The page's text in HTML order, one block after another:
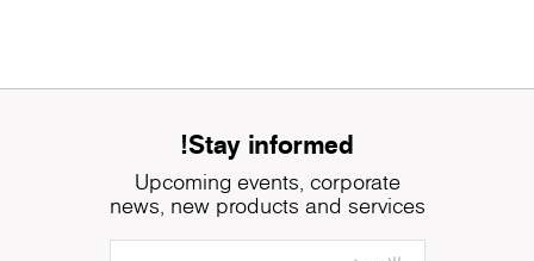
Stay informed!
Upcoming events, corporate
news, new products and services